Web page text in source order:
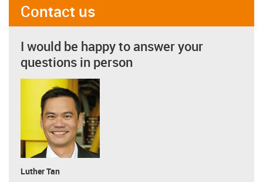
Contact us
I would be happy to answer your
questions in person
Luther Tan